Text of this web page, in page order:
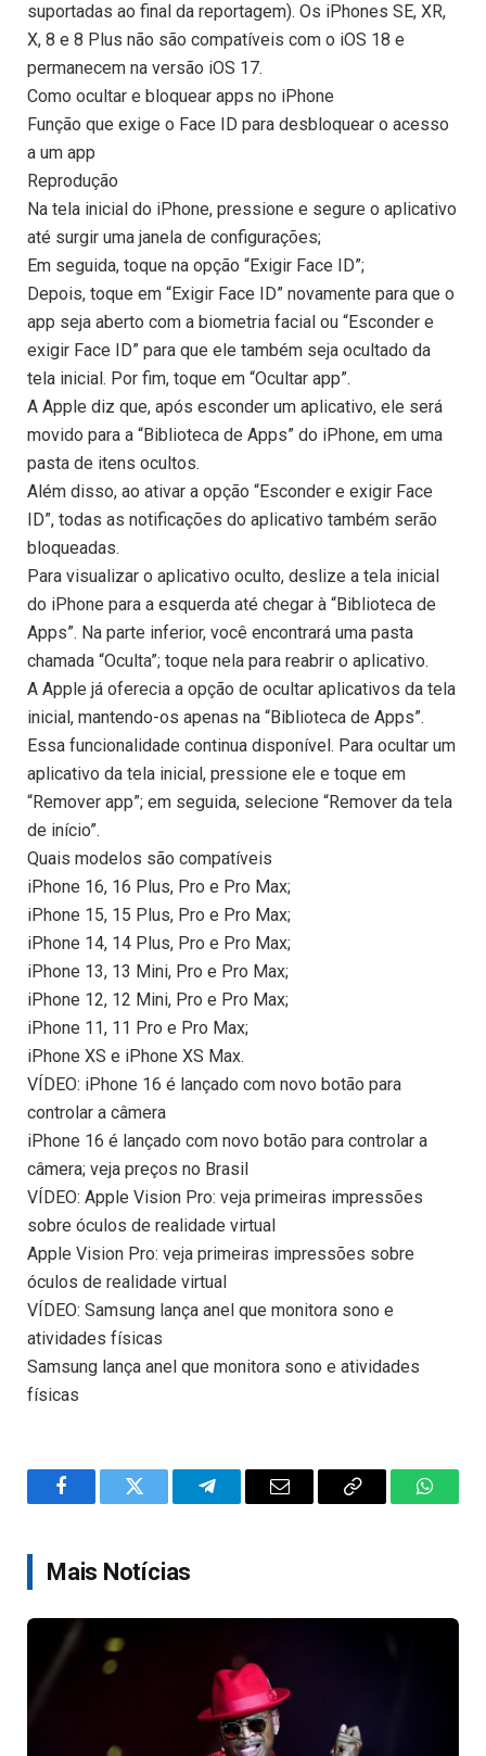
suportadas ao final da reportagem). Os iPhones SE, XR,
X, 8 e 8 Plus não são compatíveis com o iOS 18 e
permanecem na versão iOS 17.
Como ocultar e bloquear apps no iPhone
Função que exige o Face ID para desbloquear o acesso
a um app
Reprodução
Na tela inicial do iPhone, pressione e segure o aplicativo
até surgir uma janela de configurações;
Em seguida, toque na opção “Exigir Face ID”;
Depois, toque em “Exigir Face ID” novamente para que o
app seja aberto com a biometria facial ou “Esconder e
exigir Face ID” para que ele também seja ocultado da
tela inicial. Por fim, toque em “Ocultar app”.
A Apple diz que, após esconder um aplicativo, ele será
movido para a “Biblioteca de Apps” do iPhone, em uma
pasta de itens ocultos.
Além disso, ao ativar a opção “Esconder e exigir Face
ID”, todas as notificações do aplicativo também serão
bloqueadas.
Para visualizar o aplicativo oculto, deslize a tela inicial
do iPhone para a esquerda até chegar à “Biblioteca de
Apps”. Na parte inferior, você encontrará uma pasta
chamada “Oculta”; toque nela para reabrir o aplicativo.
A Apple já oferecia a opção de ocultar aplicativos da tela
inicial, mantendo-os apenas na “Biblioteca de Apps”.
Essa funcionalidade continua disponível. Para ocultar um
aplicativo da tela inicial, pressione ele e toque em
“Remover app”; em seguida, selecione “Remover da tela
de início”.
Quais modelos são compatíveis
iPhone 16, 16 Plus, Pro e Pro Max;
iPhone 15, 15 Plus, Pro e Pro Max;
iPhone 14, 14 Plus, Pro e Pro Max;
iPhone 13, 13 Mini, Pro e Pro Max;
iPhone 12, 12 Mini, Pro e Pro Max;
iPhone 11, 11 Pro e Pro Max;
iPhone XS e iPhone XS Max.
VÍDEO: iPhone 16 é lançado com novo botão para
controlar a câmera
iPhone 16 é lançado com novo botão para controlar a
câmera; veja preços no Brasil
VÍDEO: Apple Vision Pro: veja primeiras impressões
sobre óculos de realidade virtual
Apple Vision Pro: veja primeiras impressões sobre
óculos de realidade virtual
VÍDEO: Samsung lança anel que monitora sono e
atividades físicas
Samsung lança anel que monitora sono e atividades
físicas
FacebookTwitter TelegramEmail
Copy
Mais Notícias